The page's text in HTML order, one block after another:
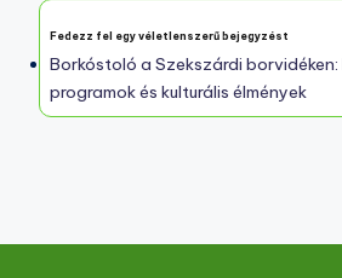
Fedezz fel egy véletlenszerű bejegyzést
Borkóstoló a Szekszárdi borvidéken:
programok és kulturális élmények